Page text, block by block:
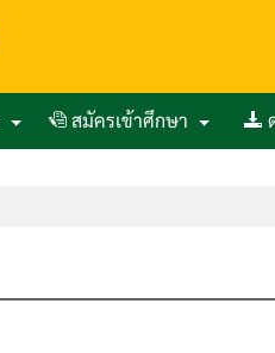
สมัครเข้าศึกษา